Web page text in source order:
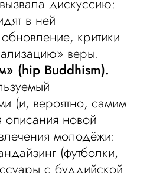
в ней
критики
веры.
(hip Buddhism).
(и, вероятно, самим
новой
молодёжи:
(футболки,
с буддийской